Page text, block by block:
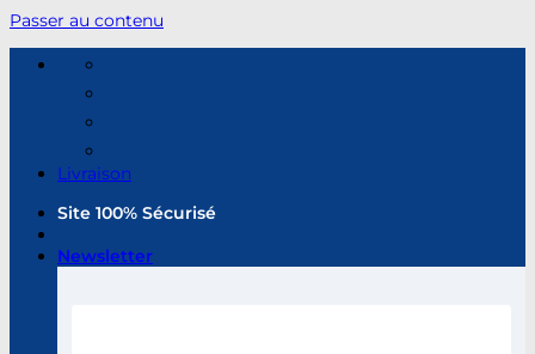
Passer au contenu
Livraison
Site 100% Sécurisé
Newsletter